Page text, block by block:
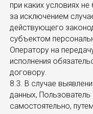
при каких условиях
за исключением
действующего
субъектом
Оператору на
исполнения
договору.
8.3. В случае
данных,
самостоятельно,